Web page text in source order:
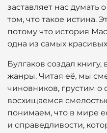
заставляет нас думать
том, что такое истина.
потому что история
одна из самых
Булгаков создал
жанры. Читая её, мы
чиновников, грустим о
восхищаемся
понимаем, что в мире
и справедливости,